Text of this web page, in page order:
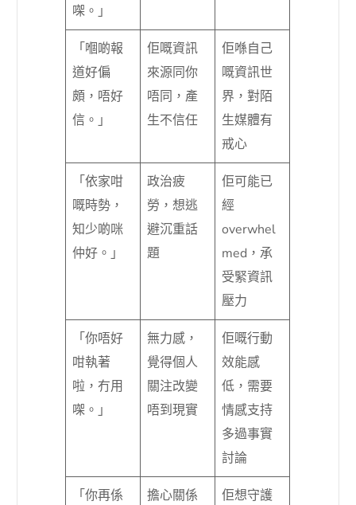
㗎。」
「嗰啲報
道好偏
頗，唔好
信。」
佢嘅資訊
來源同你
唔同，產
生不信任
佢喺自己
嘅資訊世
界，對陌
生媒體有
戒心
「依家咁
嘅時勢，
知少啲咪
仲好。」
政治疲
勞，想逃
避沉重話
題
佢可能已
經
overwhel
med，承
受緊資訊
壓力
「你唔好
咁執著
啦，冇用
㗎。」
無力感，
覺得個人
關注改變
唔到現實
佢嘅行動
效能感
低，需要
情感支持
多過事實
討論
「你再係
擔心關係
佢想守護